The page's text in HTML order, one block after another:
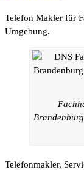
Telefon Makler für
Umgebung.
Telefonmakler,